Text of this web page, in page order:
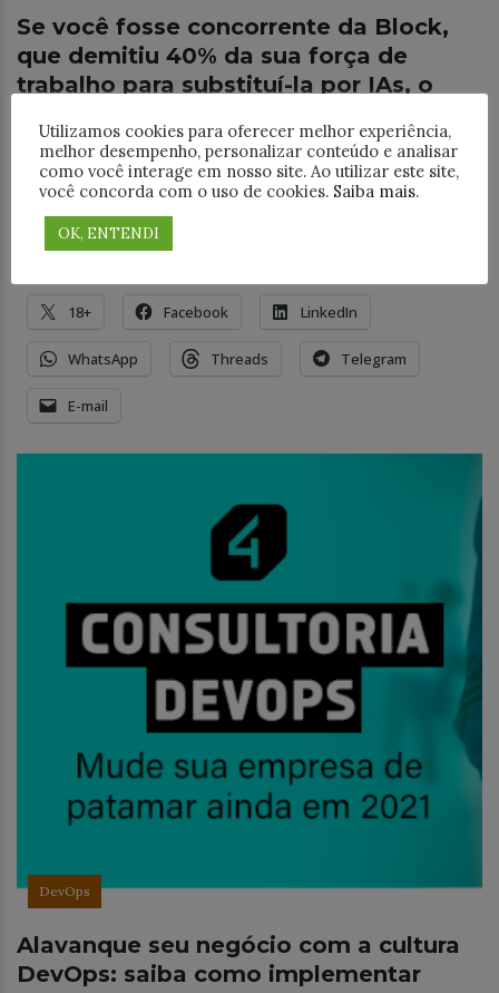
Se você fosse concorrente da Block,
que demitiu 40% da sua força de
trabalho para substituí-la por IAs, o
Já não é mais “se”, e sim “quando” a IA vai fazer cerca
de 70% do nosso trabalho. Muitos influenciadores de
IA não acreditam que ela conseguirá fazer grande
parte
18+ Facebook LinkedIn
WhatsApp Threads Telegram
E-mail
DevOps
Alavanque seu negócio com a cultura
DevOps: saiba como implementar
Utilizamos cookies para oferecer melhor experiência,
melhor desempenho, personalizar conteúdo e analisar
como você interage em nosso site. Ao utilizar este site,
você concorda com o uso de cookies. Saiba mais.
OK, ENTENDI